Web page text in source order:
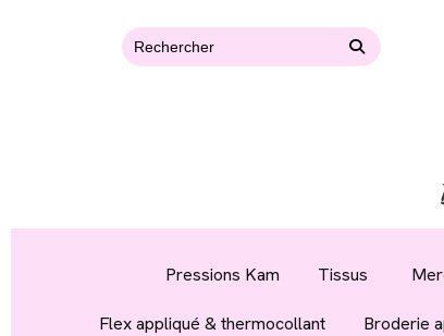
Pressions Kam Tissus
Flex appliqué & thermocollant Broderie